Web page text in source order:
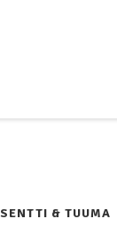
SENTTI & TUUMA